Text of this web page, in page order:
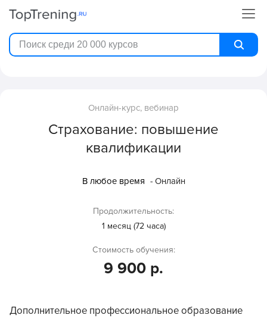
Онлайн-курс, вебинар
Страхование: повышение
квалификации
В любое время - Онлайн
Продолжительность:
1 месяц (72 часа)
Стоимость обучения:
9 900 р.
Дополнительное профессиональное образование